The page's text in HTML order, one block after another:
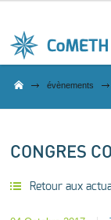
évènements
CONGRES
Retour aux